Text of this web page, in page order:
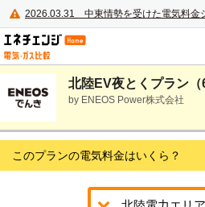
2026.03.31
電力・ガス比較
北陸EV夜とくプラン（
by ENEOS Power株式会社
このプランの電気料金はいくら？